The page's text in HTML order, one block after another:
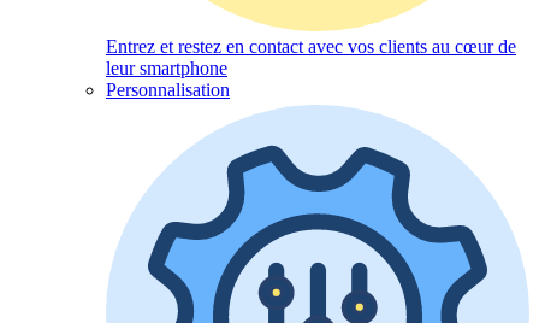
Entrez et restez en contact avec vos clients au cœur de
leur smartphone
Personnalisation